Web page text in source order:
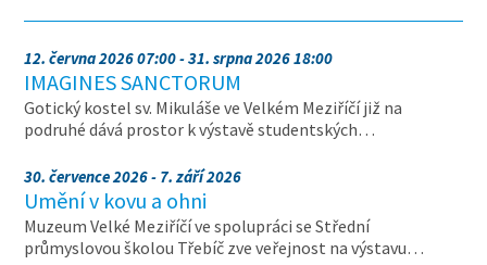
12. června 2026 07:00 - 31. srpna 2026 18:00
IMAGINES SANCTORUM
Gotický kostel sv. Mikuláše ve Velkém Meziříčí již na
podruhé dává prostor k výstavě studentských…
30. července 2026 - 7. září 2026
Umění v kovu a ohni
Muzeum Velké Meziříčí ve spolupráci se Střední
průmyslovou školou Třebíč zve veřejnost na výstavu…